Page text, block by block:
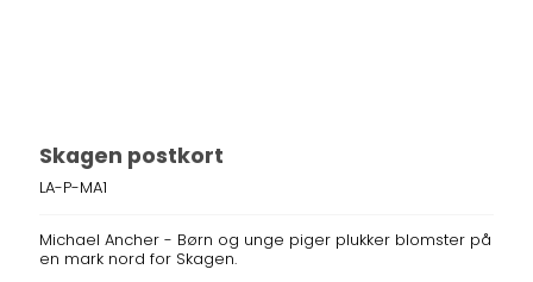
Skagen postkort
LA-P-MA1
Michael Ancher - Børn og unge piger plukker blomster på
en mark nord for Skagen.